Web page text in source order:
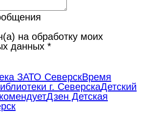
на обработку моих
данных *
ЗАТО СеверскВремя
г. СеверскаДетский
Дзен Детская